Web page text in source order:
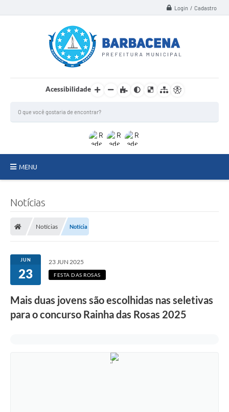
Login / Cadastro
Acessibilidade
MENU
Meio Ambiente
Ouvidoria
Notícias
Notícias Notícia
JUN
23
23 JUN 2025
FESTA DAS ROSAS
Mais duas jovens são escolhidas nas seletivas
para o concurso Rainha das Rosas 2025